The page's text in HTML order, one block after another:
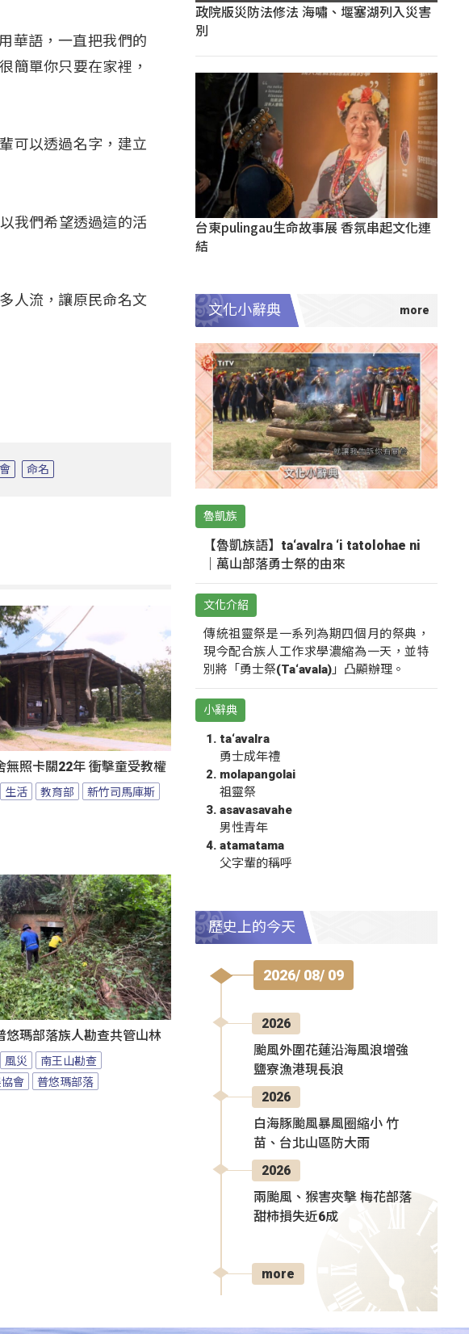
華語，一直把我們的
簡單你只要在家裡，
可以透過名字，建立
我們希望透過這的活
人流，讓原民命名文
命名
無照卡關22年 衝擊童受教權
生活 教育部 新竹司馬庫斯
悠瑪部落族人勘查共管山林
風災
南王山勘查
會
普悠瑪部落
政院版災防法修法 海嘯、堰塞湖列入災害
別
台東pulingau生命故事展 香氛串起文化連
結
文化小辭典
魯凱族
【魯凱族語】ta‘avalra ‘i tatolohae ni
｜萬山部落勇士祭的由來
文化介紹
傳統祖靈祭是一系列為期四個月的祭典，
現今配合族人工作求學濃縮為一天，並特
別將「勇士祭(Ta‘avala)」凸顯辦理。
小辭典
ta‘avalra
勇士成年禮
molapangolai
祖靈祭
asavasavahe
男性青年
atamatama
父字輩的稱呼
歷史上的今天
2026/ 08/ 09
2026
颱風外圍花蓮沿海風浪增強
鹽寮漁港現長浪
2026
白海豚颱風暴風圈縮小 竹
苗、台北山區防大雨
2026
兩颱風、猴害夾擊 梅花部落
甜柿損失近6成
more